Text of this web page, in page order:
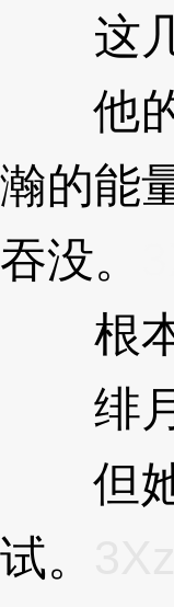
这几
他的
瀚的能
吞没。
根本
绯月
但她
试。